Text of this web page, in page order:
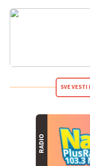
SVE VESTI
RADIO